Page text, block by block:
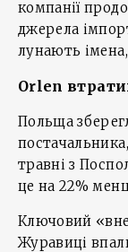
компанії
джерела
лунають
Orlen
Польща
травні з
це на 22%
Ключовий
Журавиці